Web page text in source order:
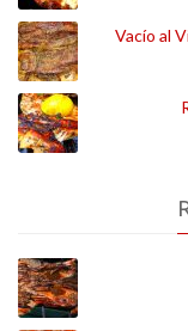
Vacío al